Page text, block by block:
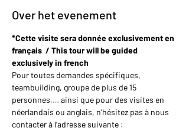
Over het evenement
*Cette visite sera donnée exclusivement en
français  / This tour will be guided
exclusively in french
Pour toutes demandes spécifiques,
teambuilding, groupe de plus de 15
personnes,… ainsi que pour des visites en
néerlandais ou anglais, n’hésitez pas à nous
contacter à l’adresse suivante :